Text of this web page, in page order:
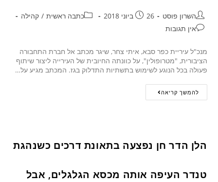
השרון פוסט 26 ביוני 2018 כתבה ראשית / קהילה
אין תגובות
מנכ"ל עיריית כפר סבא, איתי צחר, שיגר מכתב אל חברת התחבורה
הציבורית, "מטרופולין", על כוונתה החיובית של העירייה ליצור שיתוף
פעולה בכל הנוגע לשימוש בתשתיות התדלוק בגז. המכתב מגיע על…
להמשך קריאה
הלן הדר חן נפצעה בתאונת דרכים כשנהגת
טנדר העיפה אותה מכסא הגלגלים, אבל